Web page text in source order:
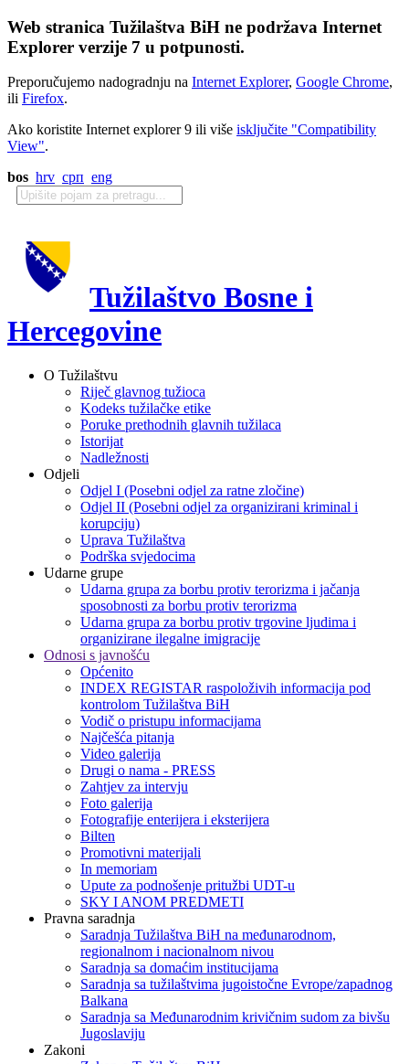
Web stranica Tužilaštva BiH ne podržava Internet
Explorer verzije 7 u potpunosti.
Preporučujemo nadogradnju na Internet Explorer, Google Chrome,
ili Firefox.
Ako koristite Internet explorer 9 ili više isključite "Compatibility
View".
bos hrv срп eng
Tužilaštvo Bosne i
Hercegovine
O Tužilaštvu
Riječ glavnog tužioca
Kodeks tužilačke etike
Poruke prethodnih glavnih tužilaca
Istorijat
Nadležnosti
Odjeli
Odjel I (Posebni odjel za ratne zločine)
Odjel II (Posebni odjel za organizirani kriminal i
korupciju)
Uprava Tužilaštva
Podrška svjedocima
Udarne grupe
Udarna grupa za borbu protiv terorizma i jačanja
sposobnosti za borbu protiv terorizma
Udarna grupa za borbu protiv trgovine ljudima i
organizirane ilegalne imigracije
Odnosi s javnošću
Općenito
INDEX REGISTAR raspoloživih informacija pod
kontrolom Tužilaštva BiH
Vodič o pristupu informacijama
Najčešća pitanja
Video galerija
Drugi o nama - PRESS
Zahtjev za intervju
Foto galerija
Fotografije enterijera i eksterijera
Bilten
Promotivni materijali
In memoriam
Upute za podnošenje pritužbi UDT-u
SKY I ANOM PREDMETI
Pravna saradnja
Saradnja Tužilaštva BiH na međunarodnom,
regionalnom i nacionalnom nivou
Saradnja sa domaćim institucijama
Saradnja sa tužilaštvima jugoistočne Evrope/zapadnog
Balkana
Saradnja sa Međunarodnim krivičnim sudom za bivšu
Jugoslaviju
Zakoni